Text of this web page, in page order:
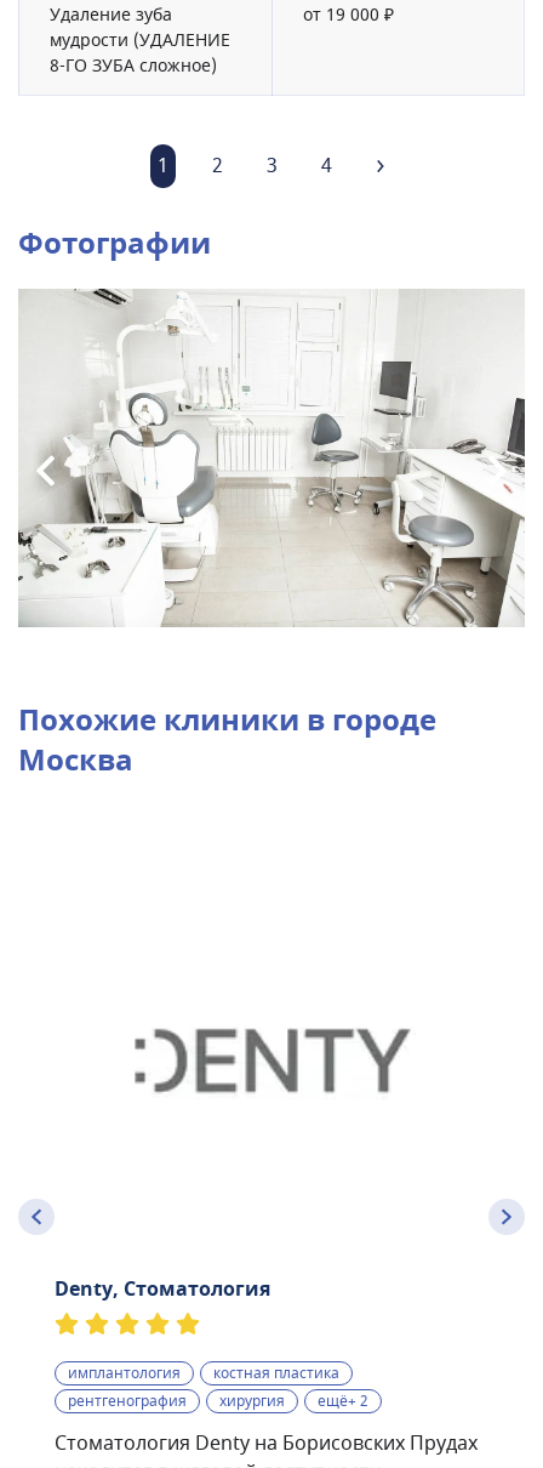
Удаление зуба
мудрости (УДАЛЕНИЕ
8-ГО ЗУБА сложное)
от 19 000 ₽
1 2 3 4
Фотографии
Похожие клиники в городе
Москва
Denty, Стоматология
имплантология
костная пластика
рентгенография
хирургия ещё+ 2
Стоматология Denty на Борисовских Прудах